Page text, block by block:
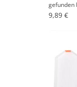
gefunden
9,89 €